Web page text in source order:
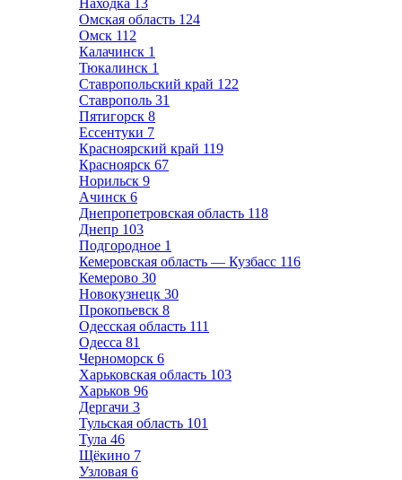
Находка 13
Омская область 124
Омск 112
Калачинск 1
Тюкалинск 1
Ставропольский край 122
Ставрополь 31
Пятигорск 8
Ессентуки 7
Красноярский край 119
Красноярск 67
Норильск 9
Ачинск 6
Днепропетровская область 118
Днепр 103
Подгородное 1
Кемеровская область — Кузбасс 116
Кемерово 30
Новокузнецк 30
Прокопьевск 8
Одесская область 111
Одесса 81
Черноморск 6
Харьковская область 103
Харьков 96
Дергачи 3
Тульская область 101
Тула 46
Щёкино 7
Узловая 6